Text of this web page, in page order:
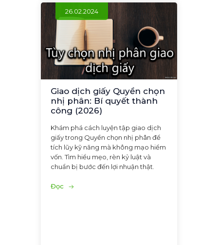
26.02.2024
Giao dịch giấy Quyền chọn
nhị phân: Bí quyết thành
công (2026)
Khám phá cách luyện tập giao dịch
giấy trong Quyền chọn nhị phân để
tích lũy kỹ năng mà không mạo hiểm
vốn. Tìm hiểu mẹo, rèn kỷ luật và
chuẩn bị bước đến lợi nhuận thật.
Đọc